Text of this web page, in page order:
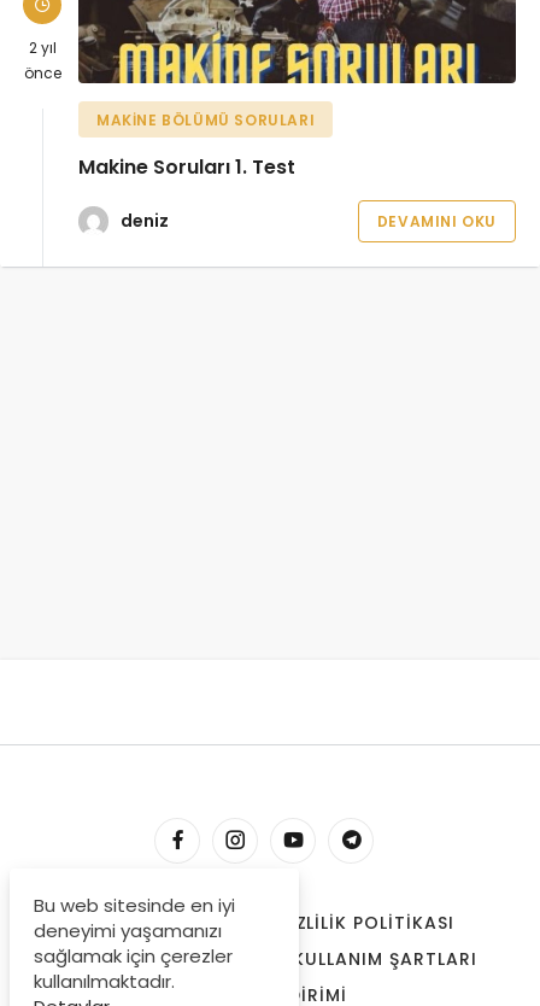
2 yıl
önce
MAKINE BÖLÜMÜ SORULARI
Makine Soruları 1. Test
deniz DEVAMINI OKU
HESABIM İLETIŞIM
GIZLILIK POLITIKASI
ÇEREZLER
BIZE ULAŞIN
KULLANIM ŞARTLARI
ÖDEME BILDIRIMI
Bu web sitesinde en iyi
deneyimi yaşamanızı
sağlamak için çerezler
kullanılmaktadır.